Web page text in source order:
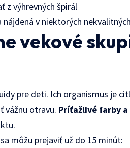
z výhrevných špirál
v niektorých
vekové
pre deti. Ich organismus je
vážnu otravu. Príťažlivé farby
môžu prejaviť už do 15 minút: